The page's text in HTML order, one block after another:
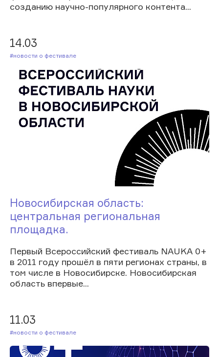
созданию научно-популярного контента...
14.03
#Новости о фестивале
Новосибирская область:
центральная региональная
площадка.
Первый Всероссийский фестиваль NAUKA 0+
в 2011 году прошёл в пяти регионах страны, в
том числе в Новосибирске. Новосибирская
область впервые...
11.03
#Новости о фестивале